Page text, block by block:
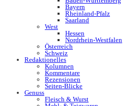
Bayern
Rheinland-Pfalz
Saarland
West
Hessen
Nordrhein-Westfalen
Österreich
Schweiz
Redaktionelles
Kolumnen
Kommentare
Rezensionen
Seiten-Blicke
Genuss
Fleisch & Wurst